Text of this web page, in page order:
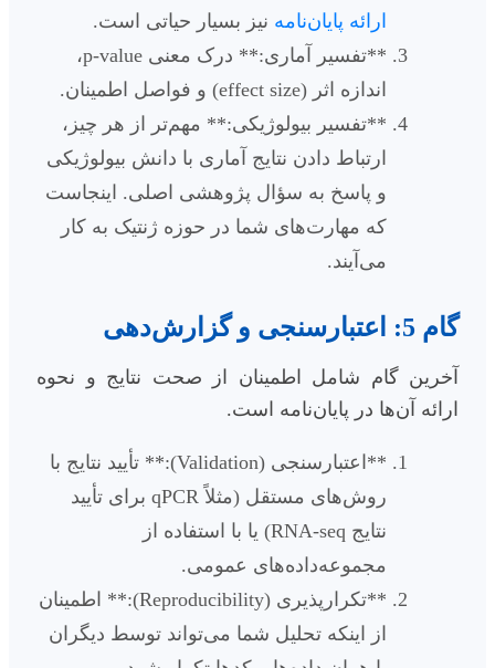
ارائه پایان‌نامه نیز بسیار حیاتی است.
**تفسیر آماری:** درک معنی p-value،
اندازه اثر (effect size) و فواصل اطمینان.
**تفسیر بیولوژیکی:** مهم‌تر از هر چیز،
ارتباط دادن نتایج آماری با دانش بیولوژیکی
و پاسخ به سؤال پژوهشی اصلی. اینجاست
که مهارت‌های شما در حوزه ژنتیک به کار
می‌آیند.
گام 5: اعتبارسنجی و گزارش‌دهی
آخرین گام شامل اطمینان از صحت نتایج و نحوه
ارائه آن‌ها در پایان‌نامه است.
**اعتبارسنجی (Validation):** تأیید نتایج با
روش‌های مستقل (مثلاً qPCR برای تأیید
نتایج RNA-seq) یا با استفاده از
مجموعه‌داده‌های عمومی.
**تکرارپذیری (Reproducibility):** اطمینان
از اینکه تحلیل شما می‌تواند توسط دیگران